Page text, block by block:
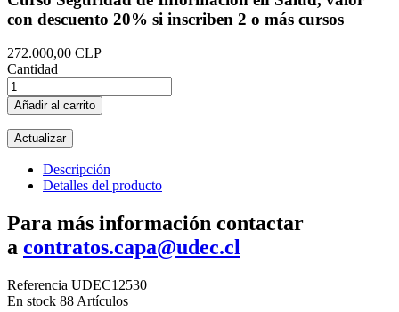
con descuento 20% si inscriben 2 o más cursos
272.000,00 CLP
Cantidad
Añadir al carrito
Descripción
Detalles del producto
Para más información contactar
a contratos.capa@udec.cl
Referencia UDEC12530
En stock 88 Artículos